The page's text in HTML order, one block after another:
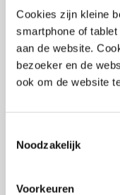
Cookies zijn kleine
smartphone of
aan de website.
bezoeker en de
ook om de website
Noodzakelijk
Voorkeuren
kwalitatieve DMA.
Sessie 2